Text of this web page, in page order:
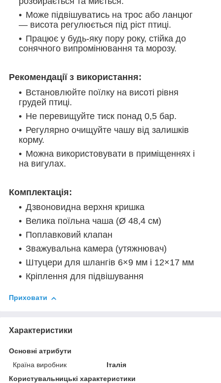
Може підвішуватись на трос або ланцюг
— висота регулюється під ріст птиці.
Працює у будь-яку пору року, стійка до
сонячного випромінювання та морозу.
Рекомендації з використання:
Встановлюйте поїлку на висоті рівня
грудей птиці.
Не перевищуйте тиск понад 0,5 бар.
Регулярно очищуйте чашу від залишків
корму.
Можна використовувати в приміщеннях і
на вигулах.
Комплектація:
Дзвоновидна верхня кришка
Велика поїльна чаша (Ø 48,4 см)
Поплавковий клапан
Зважувальна камера (утяжнювач)
Штуцери для шлангів 6×9 мм і 12×17 мм
Кріплення для підвішування
Приховати
Характеристики
Основні атрибути
Країна виробник
Італія
Користувальницькі характеристики